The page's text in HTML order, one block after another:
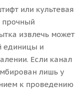
или культевая
прочный
извлечь может
единицы и
Если канал
лишь у
к проведению